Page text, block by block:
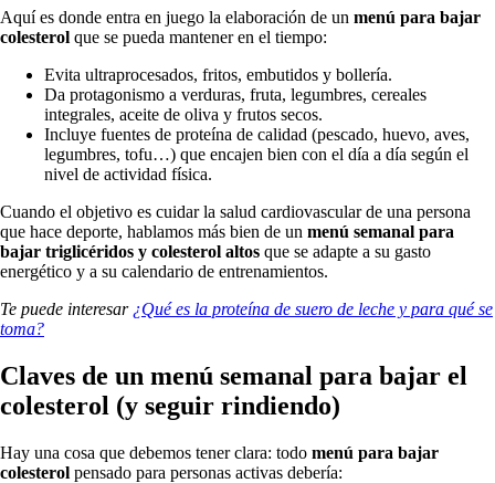
Aquí es donde entra en juego la elaboración de un menú para bajar
colesterol que se pueda mantener en el tiempo:
Evita ultraprocesados, fritos, embutidos y bollería.
Da protagonismo a verduras, fruta, legumbres, cereales
integrales, aceite de oliva y frutos secos.
Incluye fuentes de proteína de calidad (pescado, huevo, aves,
legumbres, tofu…) que encajen bien con el día a día según el
nivel de actividad física.
Cuando el objetivo es cuidar la salud cardiovascular de una persona
que hace deporte, hablamos más bien de un menú semanal para
bajar triglicéridos y colesterol altos que se adapte a su gasto
energético y a su calendario de entrenamientos.
Te puede interesar ¿Qué es la proteína de suero de leche y para qué se
toma?
Claves de un menú semanal para bajar el
colesterol (y seguir rindiendo)
Hay una cosa que debemos tener clara: todo menú para bajar
colesterol pensado para personas activas debería: